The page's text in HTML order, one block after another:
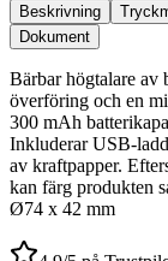
Beskrivning
Dokument
Bärbar högtalare
överföring och en
300 mAh
Inkluderar USB-
av kraftpapper.
kan färg produkten
Ø74 x 42 mm